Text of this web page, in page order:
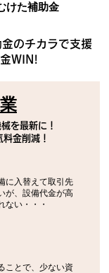
けた補助金
のチカラで支援
WIN!
を最新に！
金削減！
に入替えて取引先
が、設備代金が高
ない・・・
ことで、少ない資